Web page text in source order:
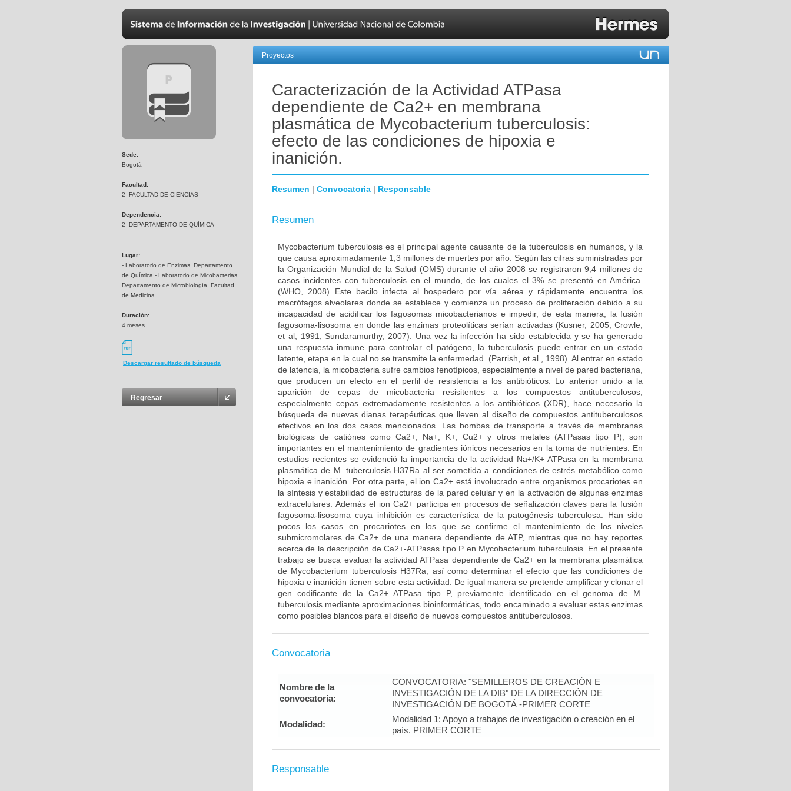
Sede:
Bogotá
Facultad:
2- FACULTAD DE CIENCIAS
Dependencia:
2- DEPARTAMENTO DE QUÍMICA
Lugar:
- Laboratorio de Enzimas, Departamento
de Química - Laboratorio de Micobacterias,
Departamento de Microbiología, Facultad
de Medicina
Duración:
4 meses
Descargar resultado de búsqueda
Regresar
Proyectos
Caracterización de la Actividad ATPasa
dependiente de Ca2+ en membrana
plasmática de Mycobacterium tuberculosis:
efecto de las condiciones de hipoxia e
inanición.
Resumen | Convocatoria | Responsable
Resumen
Mycobacterium tuberculosis es el principal agente causante de la tuberculosis en humanos, y la
que causa aproximadamente 1,3 millones de muertes por año. Según las cifras suministradas por
la Organización Mundial de la Salud (OMS) durante el año 2008 se registraron 9,4 millones de
casos incidentes con tuberculosis en el mundo, de los cuales el 3% se presentó en América.
(WHO, 2008) Este bacilo infecta al hospedero por vía aérea y rápidamente encuentra los
macrófagos alveolares donde se establece y comienza un proceso de proliferación debido a su
incapacidad de acidificar los fagosomas micobacterianos e impedir, de esta manera, la fusión
fagosoma-lisosoma en donde las enzimas proteolíticas serían activadas (Kusner, 2005; Crowle,
et al, 1991; Sundaramurthy, 2007). Una vez la infección ha sido establecida y se ha generado
una respuesta inmune para controlar el patógeno, la tuberculosis puede entrar en un estado
latente, etapa en la cual no se transmite la enfermedad. (Parrish, et al., 1998). Al entrar en estado
de latencia, la micobacteria sufre cambios fenotípicos, especialmente a nivel de pared bacteriana,
que producen un efecto en el perfil de resistencia a los antibióticos. Lo anterior unido a la
aparición de cepas de micobacteria resisitentes a los compuestos antituberculosos,
especialmente cepas extremadamente resistentes a los antibióticos (XDR), hace necesario la
búsqueda de nuevas dianas terapéuticas que lleven al diseño de compuestos antituberculosos
efectivos en los dos casos mencionados. Las bombas de transporte a través de membranas
biológicas de catiónes como Ca2+, Na+, K+, Cu2+ y otros metales (ATPasas tipo P), son
importantes en el mantenimiento de gradientes iónicos necesarios en la toma de nutrientes. En
estudios recientes se evidenció la importancia de la actividad Na+/K+ ATPasa en la membrana
plasmática de M. tuberculosis H37Ra al ser sometida a condiciones de estrés metabólico como
hipoxia e inanición. Por otra parte, el ion Ca2+ está involucrado entre organismos procariotes en
la síntesis y estabilidad de estructuras de la pared celular y en la activación de algunas enzimas
extracelulares. Además el ion Ca2+ participa en procesos de señalización claves para la fusión
fagosoma-lisosoma cuya inhibición es característica de la patogénesis tuberculosa. Han sido
pocos los casos en procariotes en los que se confirme el mantenimiento de los niveles
submicromolares de Ca2+ de una manera dependiente de ATP, mientras que no hay reportes
acerca de la descripción de Ca2+-ATPasas tipo P en Mycobacterium tuberculosis. En el presente
trabajo se busca evaluar la actividad ATPasa dependiente de Ca2+ en la membrana plasmática
de Mycobacterium tuberculosis H37Ra, así como determinar el efecto que las condiciones de
hipoxia e inanición tienen sobre esta actividad. De igual manera se pretende amplificar y clonar el
gen codificante de la Ca2+ ATPasa tipo P, previamente identificado en el genoma de M.
tuberculosis mediante aproximaciones bioinformáticas, todo encaminado a evaluar estas enzimas
como posibles blancos para el diseño de nuevos compuestos antituberculosos.
Convocatoria
Nombre de la
convocatoria:
CONVOCATORIA: "SEMILLEROS DE CREACIÓN E
INVESTIGACIÓN DE LA DIB" DE LA DIRECCIÓN DE
INVESTIGACIÓN DE BOGOTÁ -PRIMER CORTE
Modalidad:
Modalidad 1: Apoyo a trabajos de investigación o creación en el
país. PRIMER CORTE
Responsable